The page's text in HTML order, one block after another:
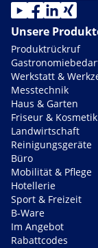
Unsere
Produktrückruf
Werkstatt &
Messtechnik
Haus & Garten
Friseur & Kosmetik
Landwirtschaft
Reinigungsgeräte
Büro
Mobilität & Pflege
Hotellerie
Sport & Freizeit
B-Ware
Im Angebot
Rabattcodes